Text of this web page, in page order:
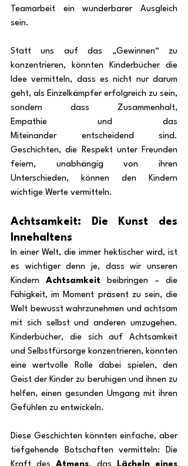
Teamarbeit ein wunderbarer Ausgleich
sein.
Statt uns auf das „Gewinnen“ zu
konzentrieren, könnten Kinderbücher die
Idee vermitteln, dass es nicht nur darum
geht, als Einzelkämpfer erfolgreich zu sein,
sondern dass Zusammenhalt,
Empathie und das
Miteinander entscheidend sind.
Geschichten, die Respekt unter Freunden
feiern, unabhängig von ihren
Unterschieden, können den Kindern
wichtige Werte vermitteln.
Achtsamkeit: Die Kunst des
Innehaltens
In einer Welt, die immer hektischer wird, ist
es wichtiger denn je, dass wir unseren
Kindern Achtsamkeit beibringen – die
Fähigkeit, im Moment präsent zu sein, die
Welt bewusst wahrzunehmen und achtsam
mit sich selbst und anderen umzugehen.
Kinderbücher, die sich auf Achtsamkeit
und Selbstfürsorge konzentrieren, könnten
eine wertvolle Rolle dabei spielen, den
Geist der Kinder zu beruhigen und ihnen zu
helfen, einen gesunden Umgang mit ihren
Gefühlen zu entwickeln.
Diese Geschichten könnten einfache, aber
tiefgehende Botschaften vermitteln: Die